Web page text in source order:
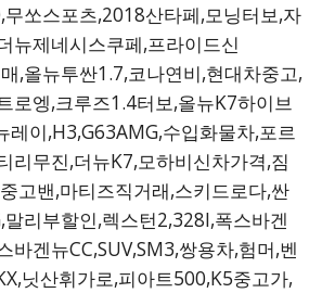
쏘스포츠,2018산타페,모닝터보,자
뉴제네시스쿠페,프라이드신
,올뉴투싼1.7,코나연비,현대차중고,
로엥,크루즈1.4터보,올뉴K7하이브
레이,H3,G63AMG,수입화물차,포르
리무진,더뉴K7,모하비신차가격,짐
고밴,마티즈직거래,스키드로다,싼
리부할인,렉스턴2,328I,폭스바겐
바겐뉴CC,SUV,SM3,쌍용차,험머,벤
닛산휘가로,피아트500,K5중고가,